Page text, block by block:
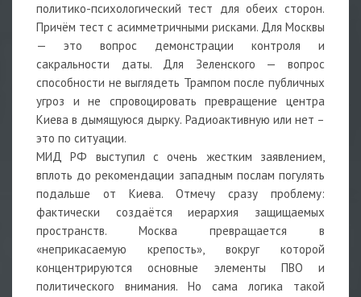
политико-психологический тест для обеих сторон.
Причём тест с асимметричными рисками. Для Москвы
— это вопрос демонстрации контроля и
сакральности даты. Для Зеленского — вопрос
способности не выглядеть Трампом после публичных
угроз и не спровоцировать превращение центра
Киева в дымящуюся дырку. Радиоактивную или нет –
это по ситуации.
МИД РФ выступил с очень жестким заявлением,
вплоть до рекомендации западным послам погулять
подальше от Киева. Отмечу сразу проблему:
фактически создаётся иерархия защищаемых
пространств. Москва превращается в
«неприкасаемую крепость», вокруг которой
концентрируются основные элементы ПВО и
политического внимания. Но сама логика такой